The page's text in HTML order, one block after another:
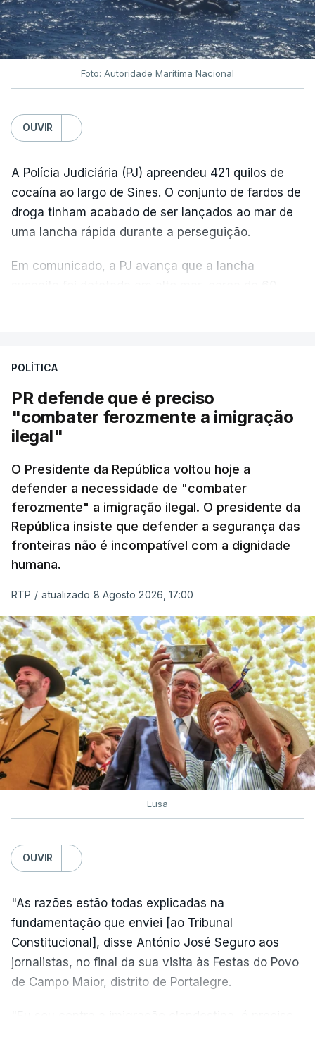
Foto: Autoridade Marítima Nacional
OUVIR
A Polícia Judiciária (PJ) apreendeu 421 quilos de
cocaína ao largo de Sines. O conjunto de fardos de
droga tinham acabado de ser lançados ao mar de
uma lancha rápida durante a perseguição.
Em comunicado, a PJ avança que a lancha
desencadeando uma ação de prevenção
articulação com a Marinha, a Autoridade Marítima
Nacional e a Força Aérea.
apreendida mais cocaína até ao momento de que
em todo o ano de 2025.
A ação de prevenção visa a deteção em alto mar
de embarcações de alta velocidade (EAV) que
utilizam a costa nacional para o tráfico de droga.
c/ Lusa
POLÍTICA
PR defende que é preciso
"combater ferozmente a imigração
ilegal"
O Presidente da República voltou hoje a
defender a necessidade de "combater
ferozmente" a imigração ilegal. O presidente da
República insiste que defender a segurança das
fronteiras não é incompatível com a dignidade
humana.
RTP / atualizado 8 Agosto 2026, 17:00
Lusa
OUVIR
"As razões estão todas explicadas na
fundamentação que enviei [ao Tribunal
Constitucional], disse António José Seguro aos
jornalistas, no final da sua visita às Festas do Povo
de Campo Maior, distrito de Portalegre.